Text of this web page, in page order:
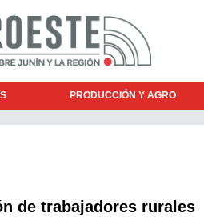
PRODUCCIÓN Y AGRO
de trabajadores rurales